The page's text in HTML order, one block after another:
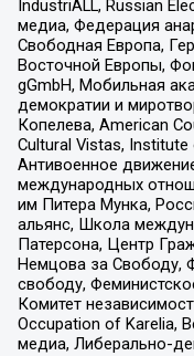
IndustriALL, Russian
медиа, Федерация
Свободная Европа,
Восточной Европы,
gGmbH, Мобильная
демократии и
Копелева, American
Cultural Vistas,
Антивоенное
международных
им Питера Мунка,
альянс, Школа
Патерсона, Центр
Немцова за Свободу,
свободу,
Комитет
Occupation of Karelia,
медиа, Либерально-